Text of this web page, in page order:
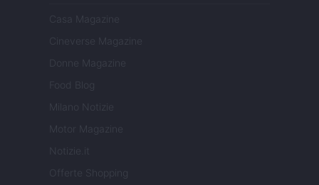
Casa Magazine
Cineverse Magazine
Donne Magazine
Food Blog
Milano Notizie
Motor Magazine
Notizie.it
Offerte Shopping